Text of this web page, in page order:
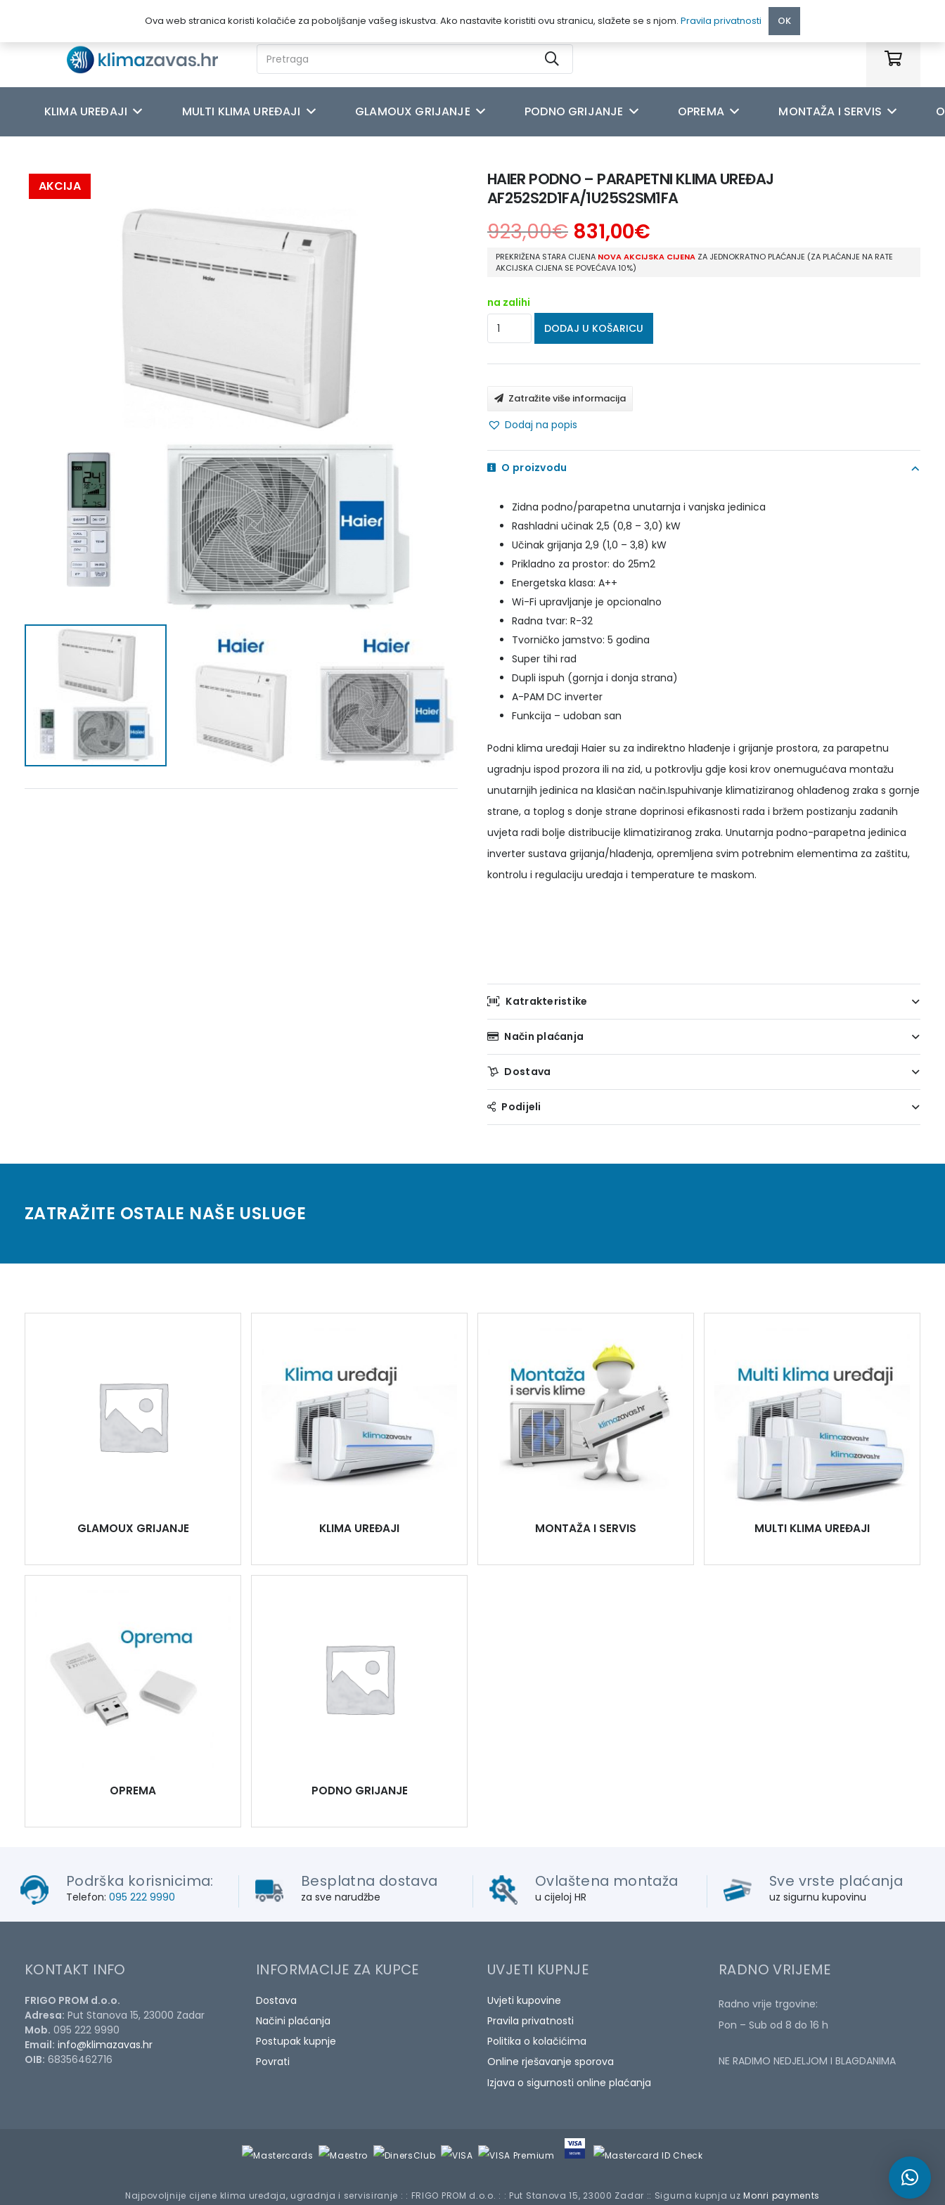
Kontakt
KLIMA UREĐAJI MULTI KLIMA UREĐAJI GLAMOUX GRIJANJE PODNO GRIJANJE OPREMA MONTAŽA I SERVIS
AKCIJA
HAIER PODNO – PARAPETNI KLIMA UREĐAJ
AF252S2D1FA/1U25S2SM1FA
923,00€ 831,00€
PREKRIŽENA STARA CIJENA NOVA AKCIJSKA CIJENA ZA JEDNOKRATNO PLAĆANJE (ZA PLAĆANJE NA RATE
AKCIJSKA CIJENA SE POVEĆAVA 10%)
na zalihi
HAIER
PODNO
-
KLIMA
UREĐAJ
AF252S2D1FA/1U25S2SM1FA
količina
DODAJ U KOŠARICU
Zatražite više informacija
Dodaj na popis
O proizvodu
Zidna podno/parapetna unutarnja i vanjska jedinica
Rashladni učinak 2,5 (0,8 – 3,0) kW
Učinak grijanja 2,9 (1,0 – 3,8) kW
Prikladno za prostor: do 25m2
Energetska klasa: A++
Wi-Fi upravljanje je opcionalno
Radna tvar: R-32
Tvorničko jamstvo: 5 godina
Super tihi rad
Dupli ispuh (gornja i donja strana)
A-PAM DC inverter
Funkcija – udoban san
Podni klima uređaji Haier su za indirektno hlađenje i grijanje prostora, za parapetnu
ugradnju ispod prozora ili na zid, u potkrovlju gdje kosi krov onemugućava montažu
unutarnjih jedinica na klasičan način.Ispuhivanje klimatiziranog ohlađenog zraka s gornje
strane, a toplog s donje strane doprinosi efikasnosti rada i bržem postizanju zadanih
uvjeta radi bolje distribucije klimatiziranog zraka. Unutarnja podno-parapetna jedinica
inverter sustava grijanja/hlađenja, opremljena svim potrebnim elementima za zaštitu,
kontrolu i regulaciju uređaja i temperature te maskom.
Katrakteristike
Način plaćanja
Dostava
Podijeli
ZATRAŽITE OSTALE NAŠE USLUGE
GLAMOUX GRIJANJE KLIMA UREĐAJI MONTAŽA I SERVIS MULTI KLIMA UREĐAJI
OPREMA PODNO GRIJANJE
Podrška korisnicima:
Telefon: 095 222 9990
Besplatna dostava
za sve narudžbe
Ovlaštena montaža
u cijeloj HR
Sve vrste plaćanja
uz sigurnu kupovinu
KONTAKT INFO
FRIGO PROM d.o.o.
Adresa: Put Stanova 15, 23000 Zadar
Mob. 095 222 9990
Email: info@klimazavas.hr
OIB: 68356462716
INFORMACIJE ZA KUPCE
Dostava
Načini plaćanja
Postupak kupnje
Povrati
UVJETI KUPNJE
Uvjeti kupovine
Pravila privatnosti
Politika o kolačićima
Online rješavanje sporova
Izjava o sigurnosti online plaćanja
RADNO VRIJEME
Radno vrije trgovine:
Pon – Sub od 8 do 16 h
NE RADIMO NEDJELJOM I BLAGDANIMA
Najpovoljnije cijene klima uređaja, ugradnja i servisiranje : : FRIGO PROM d.o.o. : : Put Stanova 15, 23000 Zadar :: Sigurna kupnja uzMonri payments
Ova web stranica koristi kolačiće za poboljšanje vašeg iskustva. Ako nastavite koristiti ovu stranicu, slažete se s njom. Pravila privatnosti OK